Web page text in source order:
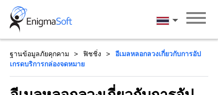
Skip
content
ภาษาไทย
ฐานข้อมูลภัยคุกคาม ฟิชชิ่ง
อีเมลหลอกลวงเกี่ยวกับการอัป
เกรดบริการกล่องจดหมาย